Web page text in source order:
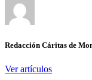
Redacción Cáritas de
Ver artículos